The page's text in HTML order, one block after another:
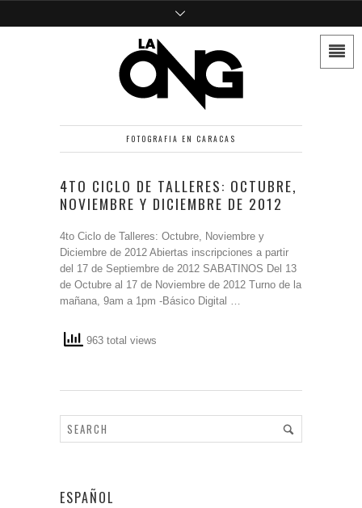
FOTOGRAFIA EN CARACAS
4TO CICLO DE TALLERES: OCTUBRE,
NOVIEMBRE Y DICIEMBRE DE 2012
4to Ciclo de Talleres: Octubre, Noviembre y
Diciembre de 2012 Abiertas inscripciones a partir
del 17 de Septiembre de 2012 SABATINOS Del 13
de Octubre al 17 de Noviembre de 2012 Turno de la
mañana, 9am a 1pm -Básico Digital …
963 total views
ESPAÑOL